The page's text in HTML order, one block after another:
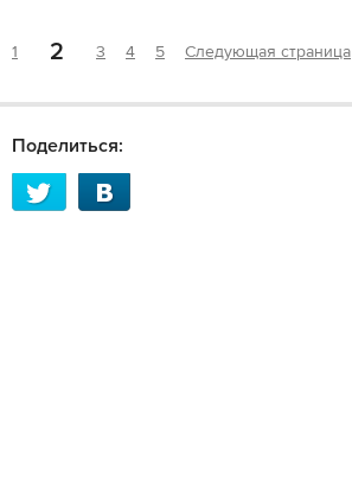
1 2 3 4 5 Следующая страница
Поделиться: